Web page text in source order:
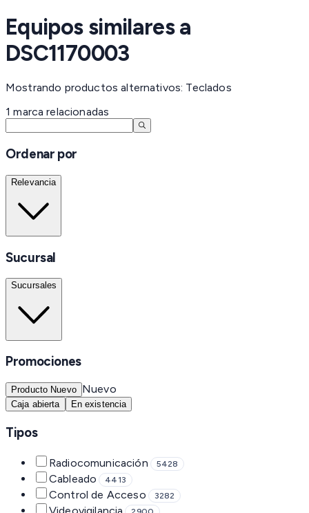
Equipos similares a
DSC1170003
Mostrando productos alternativos: Teclados
1 marca relacionadas
Ordenar por
Relevancia
Sucursal
Sucursales
Promociones
Producto Nuevo Nuevo
Caja abierta En existencia
Tipos
Radiocomunicación 5428
Cableado 4413
Control de Acceso 3282
Videovigilancia